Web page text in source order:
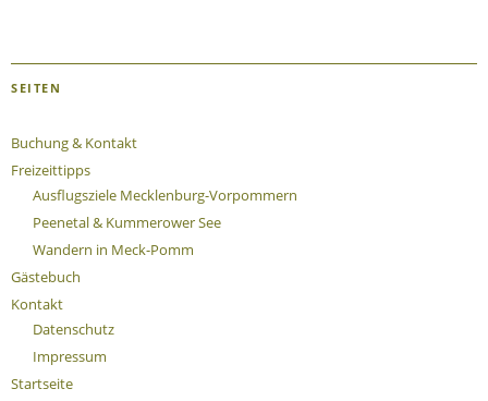
SEITEN
Buchung & Kontakt
Freizeittipps
Ausflugsziele Mecklenburg-Vorpommern
Peenetal & Kummerower See
Wandern in Meck-Pomm
Gästebuch
Kontakt
Datenschutz
Impressum
Startseite